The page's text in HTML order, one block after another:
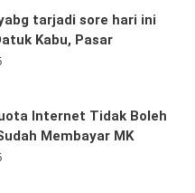
tarjadi sore hari ini
Kabu, Pasar
Internet Tidak Boleh
Membayar MK